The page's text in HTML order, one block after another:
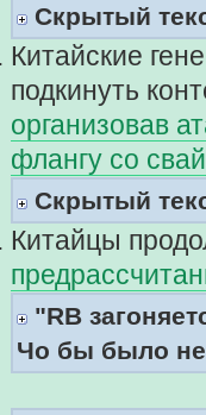
Скрытый
Китайские
подкинуть
организовав
флангу со
Скрытый
Китайцы
"RB
Чо бы было не